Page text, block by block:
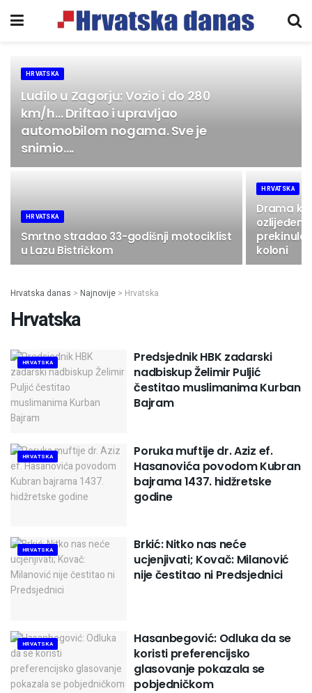
HRVATSKA
Ludilo u Zagorju: Vozio i do 280
km/h… Driftao i upravljao
automobilom nogama. Sve je
snimio….
HRVATSKA
Smrtno stradao 33-godišnji motociklist
u Lazu Bistričkom
HRVATSKA
Drama
prekinula
koloni
Hrvatska danas > Najnovije > Hrvatska
Hrvatska
HRVATSKA
Predsjednik HBK zadarski
nadbiskup Želimir Puljić
čestitao muslimanima Kurban
Bajram
HRVATSKA
Poruka muftije dr. Aziz ef.
Hasanovića povodom Kubran
bajrama 1437. hidžretske
godine
HRVATSKA
Brkić: Nitko nas neće
ucjenjivati; Kovač: Milanović
nije čestitao ni Predsjednici
HRVATSKA
Hasanbegović: Odluka da se
koristi preferencijsko
glasovanje pokazala se
pobjedničkom